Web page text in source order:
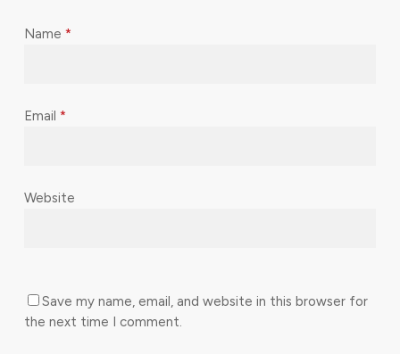
Name *
Email *
Website
Save my name, email, and website in this browser for
the next time I comment.